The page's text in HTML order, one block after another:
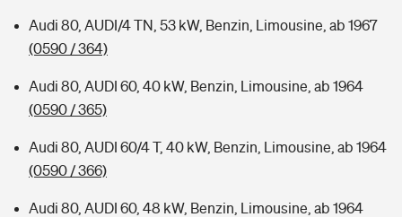
Audi 80, AUDI/4 TN, 53 kW, Benzin, Limousine, ab 1967
(0590 / 364)
Audi 80, AUDI 60, 40 kW, Benzin, Limousine, ab 1964
(0590 / 365)
Audi 80, AUDI 60/4 T, 40 kW, Benzin, Limousine, ab 1964
(0590 / 366)
Audi 80, AUDI 60, 48 kW, Benzin, Limousine, ab 1964